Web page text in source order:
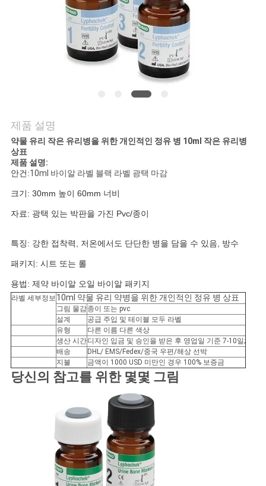
스
경
우
사
이
트
PRIVACY
POLICY
제품 설명
약물 유리 작은 유리병을 위한 개인적인 정유 병 10ml 작은 유리병
상표
제품 설명:
안건:10ml 바이알 라벨 블랙 라벨 광택 마감
크기: 30mm 높이 60mm 너비
자료: 광택 있는 박판을 가진 Pvc/종이
특징: 강한 접착력, 저온에서도 단단한 병을 담을 수 있음, 방수
패키지: 시트 또는 롤
용법: 제약 바이알 오일 바이알 패키지
라벨 세부정보 10ml 약물 유리 약병을 위한 개인적인 정유 병 상표
그림 물감종이 또는 pvc
설계
공급 주입 및 테이블 모두 라벨
유형
다른 이름 다른 색상
생산 시간디자인 입금 및 승인을 받은 후 영업일 기준 7-10일;
배송
DHL/ EMS/Fedex/중국 우편/해상 선박
지불
금액이 1000 USD 미만인 경우 100% 보증금
당신의 참고를 위한 몇몇 그림